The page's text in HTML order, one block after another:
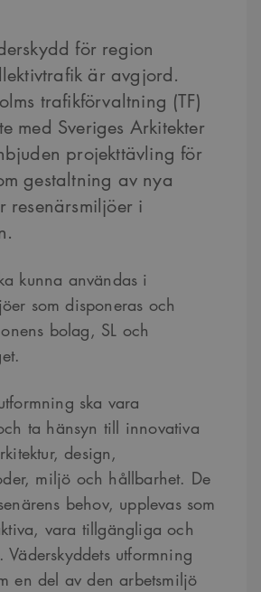
för region
är avgjord.
trafikförvaltning (TF)
med Sveriges Arkitekter
projekttävling för
gestaltning av nya
resenärsmiljöer i
kunna användas i
som disponeras och
bolag, SL och
ska vara
ta hänsyn till innovativa
design,
miljö och hållbarhet. De
behov, upplevas som
vara tillgängliga och
utformning
en del av den arbetsmiljö